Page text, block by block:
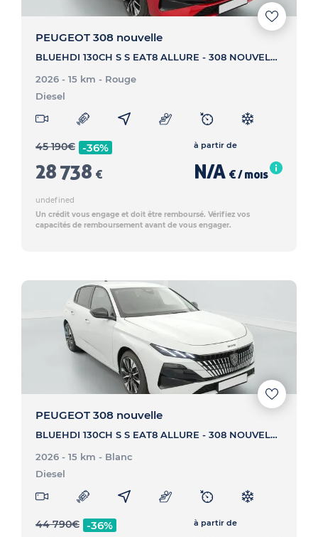
PEUGEOT 308 nouvelle
BLUEHDI 130CH S S EAT8 ALLURE - 308 NOUVELLE BLUEHDI 130CH S S EAT8 ALLURE
2026 - 15 km - Rouge
Diesel
45 190€ -36%
28 738 €
à partir de
N/A € / mois
undefined
Un crédit vous engage et doit être remboursé. Vérifiez vos
capacités de remboursement avant de vous engager.
PEUGEOT 308 nouvelle
BLUEHDI 130CH S S EAT8 ALLURE - 308 NOUVELLE BLUEHDI 130CH S S EAT8 ALLURE
2026 - 15 km - Blanc
Diesel
44 790€ -36% à partir de